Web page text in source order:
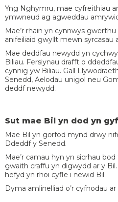
Yng Nghymru, mae cyfreithiau
ymwneud ag agweddau
Mae’r rhain yn cynnwys
anifeiliaid gwyllt mewn syrcasau
Mae deddfau newydd yn
Biliau. Fersiynau drafft o
cynnig yw Biliau. Gall
Senedd, Aelodau unigol neu
deddf newydd.
Sut mae Bil yn dod yn
Mae Bil yn gorfod mynd drwy
Ddeddf y Senedd.
Mae’r camau hyn yn sicrhau
gwaith craffu yn digwydd ar y
hefyd yn rhoi cyfle i newid Bil.
Dyma amlinelliad o’r cyfnodau